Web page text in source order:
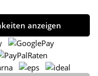
anzeigen